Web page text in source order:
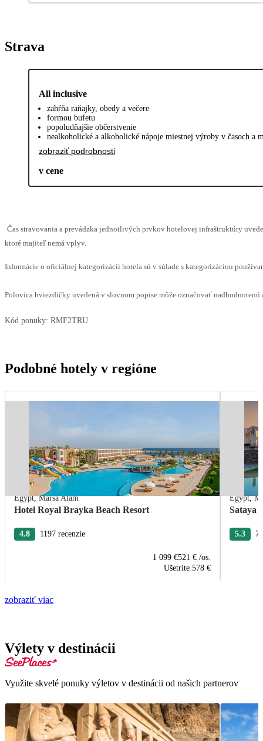
Strava
All inclusive
zahŕňa raňajky, obedy a večere
formou bufetu
popoludňajšie občerstvenie
nealkoholické a alkoholické nápoje miestnej výroby v časoch a
zobraziť podrobnosti
v cene
Čas stravovania a prevádzka jednotlivých prvkov hotelovej infraštruktúry
ktoré majiteľ nemá vplyv.
Informácie o oficiálnej kategorizácii hotela sú v súlade s kategorizáciou
Polovica hviezdičky uvedená v slovnom popise môže označovať
Kód ponuky: RMF2TRU
Podobné hotely v regióne
Egypt,Marsa Alam
Hotel Royal Brayka Beach Resort
4.8 1197 recenzie
1 099 €521 € /os.
Ušetrite 578 €
Egypt,
Sataya
5.3
zobraziť viac
Výlety v destinácii
Využite skvelé ponuky výletov v destinácii od našich partnerov